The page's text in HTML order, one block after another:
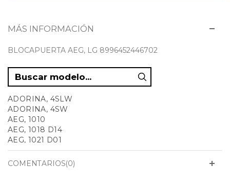
MÁS INFORMACIÓN
BLOCAPUERTA AEG, LG 8996452446702
ADORINA, 4SLW
ADORINA, 4SW
AEG, 1010
AEG, 1018 D14
AEG, 1021 D01
AEG, 1022 A07
AEG, 1022 D07
COMENTARIOS(0)